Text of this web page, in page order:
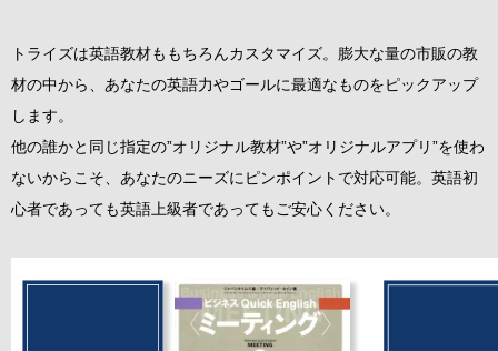
トライズは英語教材ももちろんカスタマイズ。膨大な量の市販の教
材の中から、あなたの英語力やゴールに最適なものをピックアップ
します。
他の誰かと同じ指定の”オリジナル教材”や”オリジナルアプリ”を使わ
ないからこそ、あなたのニーズにピンポイントで対応可能。英語初
心者であっても英語上級者であってもご安心ください。